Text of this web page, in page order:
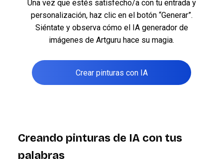
Una vez que estés satisfecho/a con tu entrada y
personalización, haz clic en el botón “Generar”.
Siéntate y observa cómo el IA generador de
imágenes de Artguru hace su magia.
Crear pinturas con IA
Creando pinturas de IA con tus
palabras